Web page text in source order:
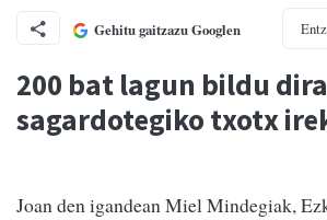
Gehitu gaitzazu Googlen
200 bat lagun bildu
sagardotegiko txotx
Joan den igandean Miel Mindegiak,